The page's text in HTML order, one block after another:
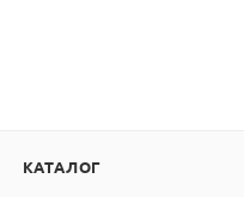
КАТАЛОГ